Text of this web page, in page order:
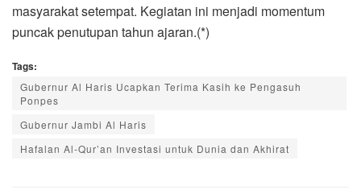
masyarakat setempat. Kegiatan ini menjadi momentum
puncak penutupan tahun ajaran.(*)
Tags:
Gubernur Al Haris Ucapkan Terima Kasih ke Pengasuh
Ponpes
Gubernur Jambi Al Haris
Hafalan Al-Qur’an Investasi untuk Dunia dan Akhirat